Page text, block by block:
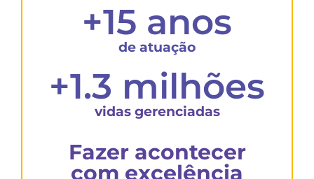
de atuação
+15 anos
vidas gerenciadas
+1.3 milhões
Fazer acontecer
com excelência